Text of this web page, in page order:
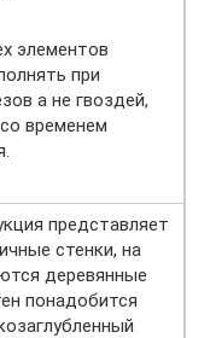
элементов
при
а не гвоздей,
временем
представляет
стенки, на
деревянные
понадобится